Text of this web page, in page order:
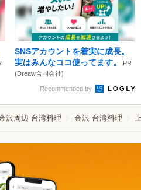
SNSアカウントを着実に成長。
実はみんなココ使ってます。
PR
(Dreaw合同会社)
Recommended by
沢周辺 台湾料理 金沢 台湾料理